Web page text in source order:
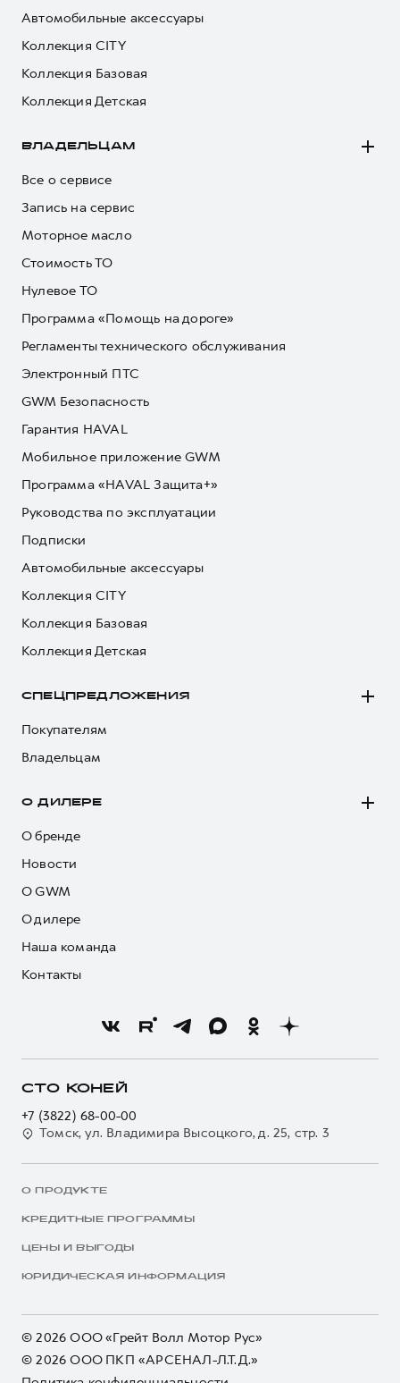
Автомобильные аксессуары
Коллекция CITY
Коллекция Базовая
Коллекция Детская
ВЛАДЕЛЬЦАМ
Все о сервисе
Запись на сервис
Моторное масло
Стоимость ТО
Нулевое ТО
Программа «Помощь на дороге»
Регламенты технического обслуживания
Электронный ПТС
GWM Безопасность
Гарантия HAVAL
Мобильное приложение GWM
Программа «HAVAL Защита+»
Руководства по эксплуатации
Подписки
Автомобильные аксессуары
Коллекция CITY
Коллекция Базовая
Коллекция Детская
СПЕЦПРЕДЛОЖЕНИЯ
Покупателям
Владельцам
О ДИЛЕРЕ
О бренде
Новости
О GWM
О дилере
Наша команда
Контакты
СТО КОНЕЙ
+7 (3822) 68-00-00
Томск, ул. Владимира Высоцкого, д. 25, стр. 3
О ПРОДУКТЕ
КРЕДИТНЫЕ ПРОГРАММЫ
ЦЕНЫ И ВЫГОДЫ
ЮРИДИЧЕСКАЯ ИНФОРМАЦИЯ
© 2026 ООО «Грейт Волл Мотор Рус»
© 2026 ООО ПКП «АРСЕНАЛ-Л.Т.Д.»